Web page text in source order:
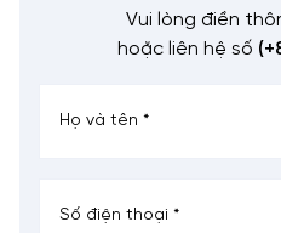
Vui lòng điền
hoặc liên hệ số